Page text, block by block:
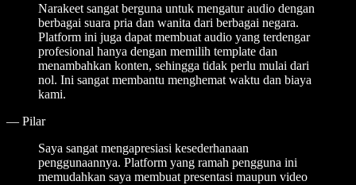
Narakeet sangat berguna untuk mengatur audio dengan
berbagai suara pria dan wanita dari berbagai negara.
Platform ini juga dapat membuat audio yang terdengar
profesional hanya dengan memilih template dan
menambahkan konten, sehingga tidak perlu mulai dari
nol. Ini sangat membantu menghemat waktu dan biaya
kami.
— Pilar
Saya sangat mengapresiasi kesederhanaan
penggunaannya. Platform yang ramah pengguna ini
memudahkan saya membuat presentasi maupun video